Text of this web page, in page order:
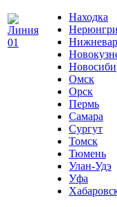
Находка
Нерюнгри
Омск
Орск
Пермь
Самара
Сургут
Томск
Тюмень
Улан-Удэ
Уфа